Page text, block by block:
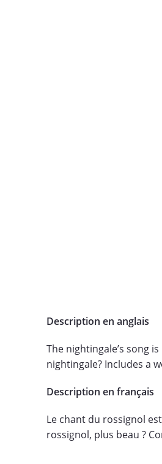
Description en anglais
The nightingale’s song
nightingale? Includes a
Description en français
Le chant du rossignol
rossignol, plus beau ?